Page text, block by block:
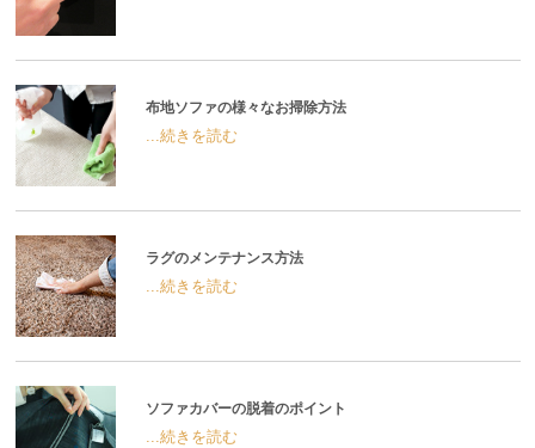
布地ソファの様々なお掃除方法
...続きを読む
ラグのメンテナンス方法
...続きを読む
ソファカバーの脱着のポイント
...続きを読む